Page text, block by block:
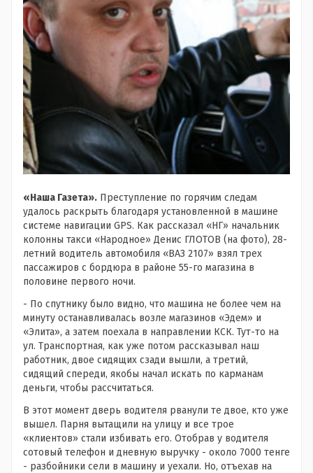
«Наша Газета». Преступление по горячим следам
удалось раскрыть благодаря установленной в машине
системе навигации GPS. Как рассказал «НГ» начальник
колонны такси «Народное» Денис ГЛОТОВ (на фото), 28-
летний водитель автомобиля «ВАЗ 2107» взял трех
пассажиров с бордюра в районе 55-го магазина в
половине первого ночи.
- По спутнику было видно, что машина не более чем на
минуту останавливалась возле магазинов «Эдем» и
«Элита», а затем поехала в направлении КСК. Тут-то на
ул. Транспортная, как уже потом рассказывал наш
работник, двое сидящих сзади вышли, а третий,
сидящий спереди, якобы начал искать по карманам
деньги, чтобы рассчитаться.
В этот момент дверь водителя рванули те двое, кто уже
вышел. Парня вытащили на улицу и все трое
«клиентов» стали избивать его. Отобрав у водителя
сотовый телефон и дневную выручку - около 7000 тенге
- разбойники сели в машину и уехали. Но, отъехав на